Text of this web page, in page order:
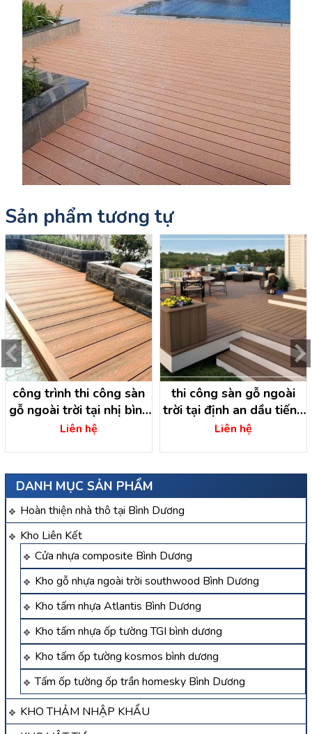
DANH MỤC SẢN PHẨM
Hoàn thiện nhà thô tại Bình Dương
Kho Liên Kết
Cửa nhựa composite Bình Dương
Kho gỗ nhựa ngoài trời southwood Bình Dương
Kho tấm nhựa Atlantis Bình Dương
Kho tấm nhựa ốp tường TGI bình dương
Kho tấm ốp tường kosmos bình dương
Tấm ốp tường ốp trần homesky Bình Dương
KHO THẢM NHẬP KHẨU
Sản phẩm tương tự
công trình thi công sàn
gỗ ngoài trời tại nhị bình
hóc môn – hồ chí minh
Liên hệ
thi công sàn gỗ ngoài
trời tại định an dầu tiếng
– bình dương.thi công sàn
Liên hệ